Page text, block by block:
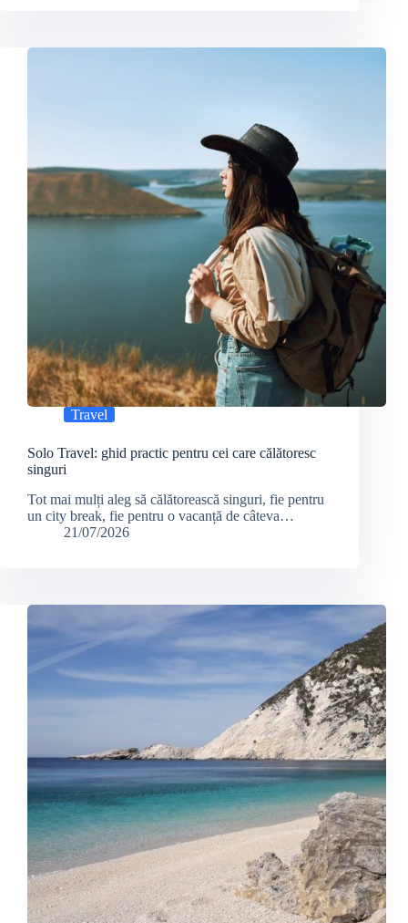
Travel
Solo Travel: ghid practic pentru cei care călătoresc
singuri
Tot mai mulți aleg să călătorească singuri, fie pentru
un city break, fie pentru o vacanță de câteva…
21/07/2026